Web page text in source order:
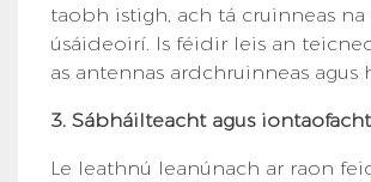
taobh istigh, ach tá cruinneas
úsáideoirí. Is féidir leis an
as antennas ardchruinneas
3. Sábháilteacht agus
Le leathnú leanúnach ar raon